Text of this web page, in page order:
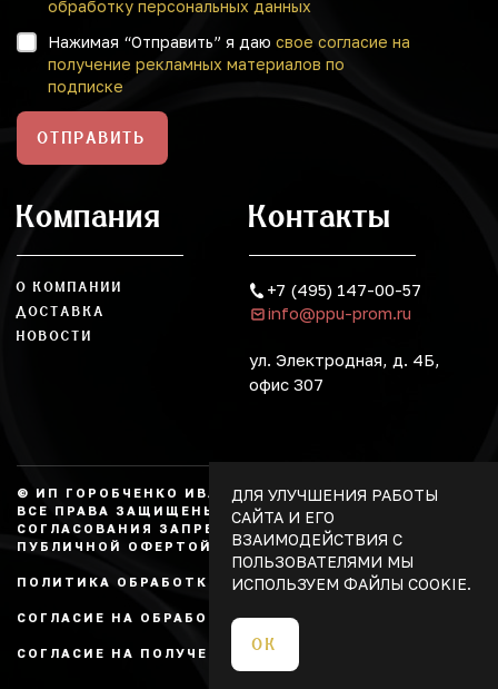
обработку персональных данных
Нажимая “Отправить” я даю свое согласие на
получение рекламных материалов по
подписке
ОТПРАВИТЬ
Компания
О КОМПАНИИ
ДОСТАВКА
НОВОСТИ
Контакты
+7 (495) 147-00-57
info@ppu-prom.ru
ул. Электродная, д. 4Б,
офис 307
© ИП ГОРОБЧЕНКО ИВАН АЛЕКСАНДРОВИЧ, 2026.
ВСЕ ПРАВА ЗАЩИЩЕНЫ, КОПИРОВАНИЕ БЕЗ
СОГЛАСОВАНИЯ ЗАПРЕЩЕНО. НЕ ЯВЛЯЕТСЯ
ПУБЛИЧНОЙ ОФЕРТОЙ.
ПОЛИТИКА ОБРАБОТКИ ПЕРСОНАЛЬНЫХ ДАННЫХ
СОГЛАСИЕ НА ОБРАБОТКУ ПЕРСОНАЛЬНЫХ ДАННЫХ
СОГЛАСИЕ НА ПОЛУЧЕНИЕ РЕКЛАМЫ
ДЛЯ УЛУЧШЕНИЯ РАБОТЫ
САЙТА И ЕГО
ВЗАИМОДЕЙСТВИЯ С
ПОЛЬЗОВАТЕЛЯМИ МЫ
ИСПОЛЬЗУЕМ ФАЙЛЫ COOKIE.
ОК